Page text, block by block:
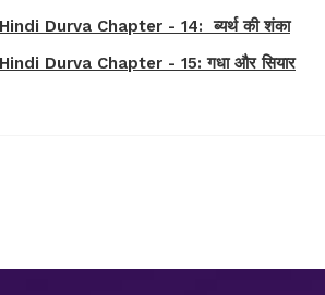
Durva Chapter - 14: ब्यर्थ की शंका
Durva Chapter - 15: गधा और सियार